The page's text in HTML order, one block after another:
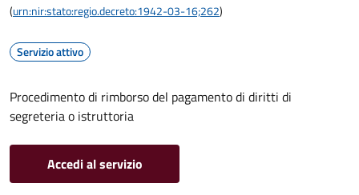
(urn:nir:stato:regio.decreto:1942-03-16;262)
Servizio attivo
Procedimento di rimborso del pagamento di diritti di
segreteria o istruttoria
Accedi al servizio